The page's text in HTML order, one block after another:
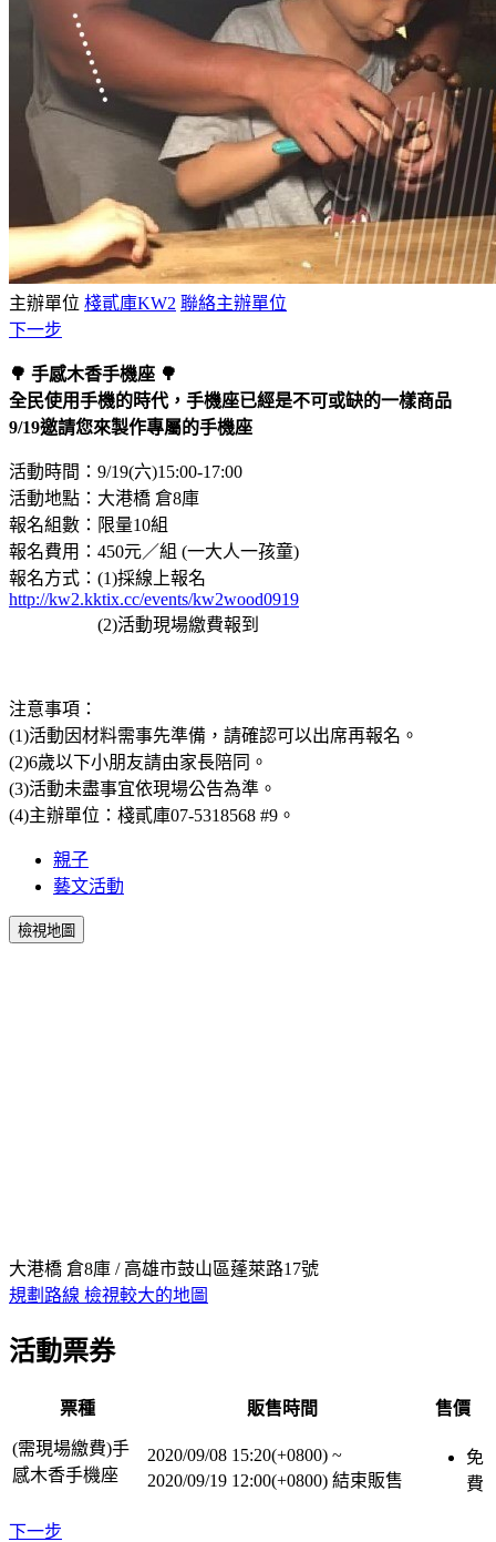
主辦單位 棧貳庫KW2 聯絡主辦單位
下一步
🌳 手感木香手機座 🌳
全民使用手機的時代，手機座已經是不可或缺的一樣商品
9/19邀請您來製作專屬的手機座
活動時間：9/19(六)15:00-17:00
活動地點：大港橋 倉8庫
報名組數：限量10組
報名費用：450元／組 (一大人一孩童)
報名方式：(1)採線上報名
http://kw2.kktix.cc/events/kw2wood0919
(2)活動現場繳費報到
注意事項：
(1)活動因材料需事先準備，請確認可以出席再報名。
(2)6歲以下小朋友請由家長陪同。
(3)活動未盡事宜依現場公告為準。
(4)主辦單位：棧貳庫07-5318568 #9。
親子
藝文活動
檢視地圖
大港橋 倉8庫 / 高雄市鼓山區蓬萊路17號
規劃路線 檢視較大的地圖
活動票券
票種 販售時間 售價
(需現場繳費)手
感木香手機座
2020/09/08 15:20(+0800) ~
2020/09/19 12:00(+0800) 結束販售
免
費
下一步